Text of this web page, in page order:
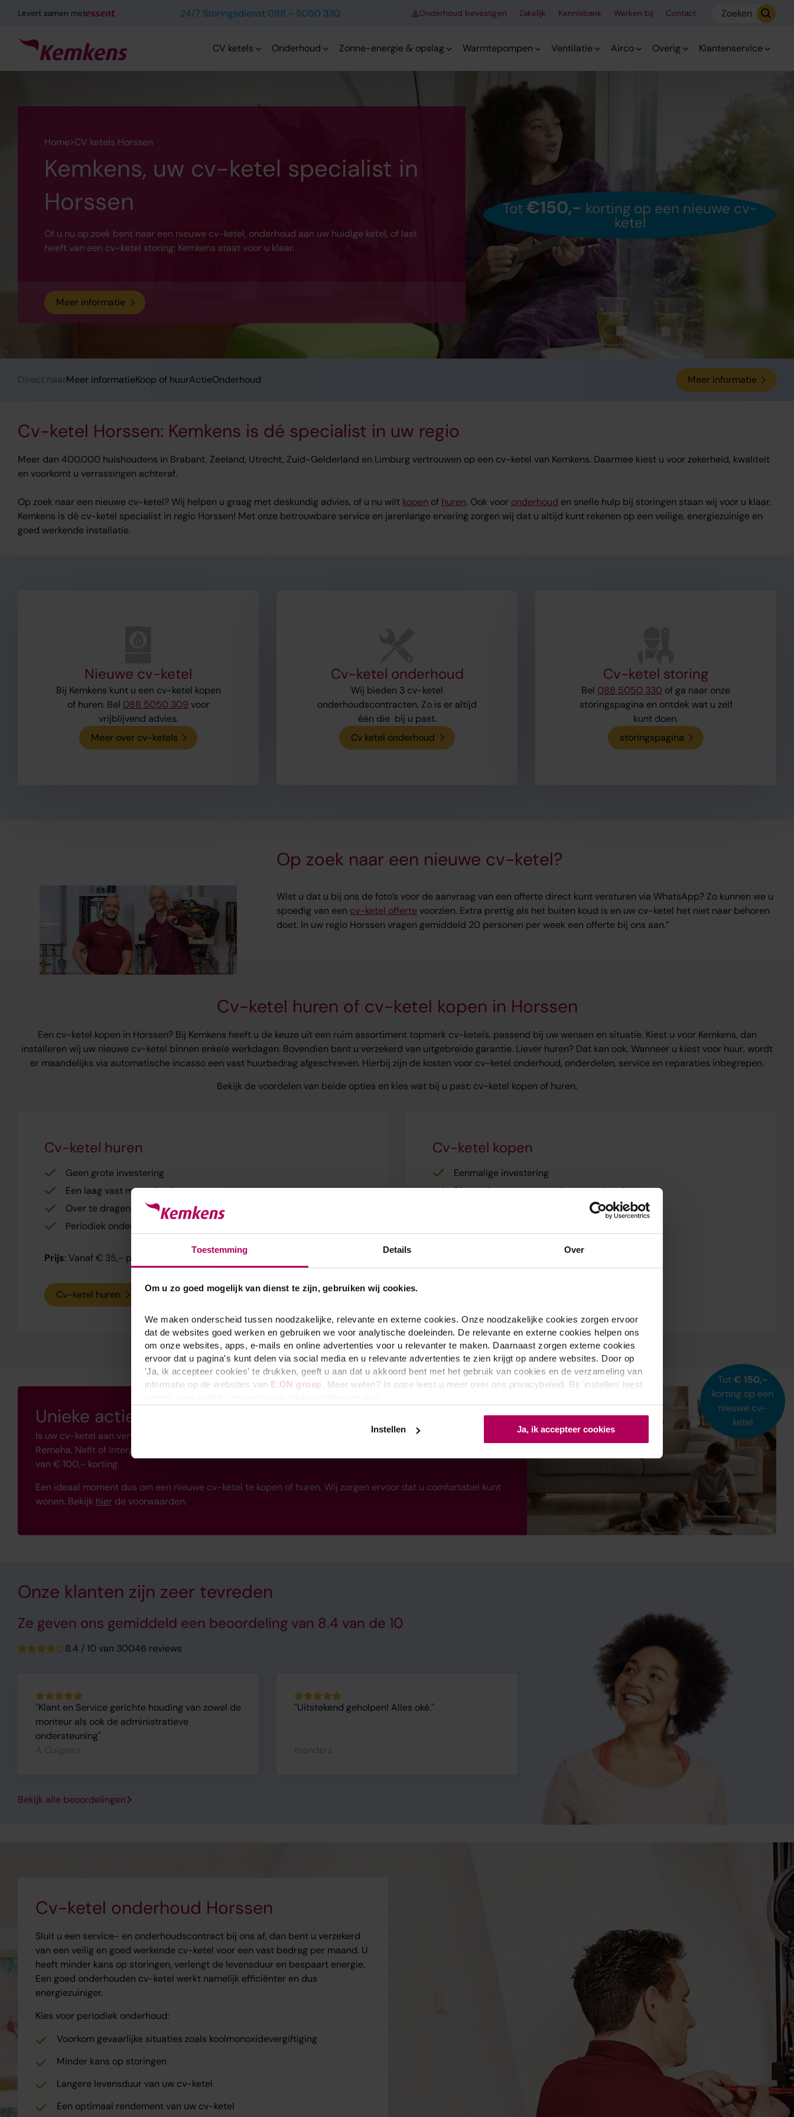
Toestemming Details Over
Om u zo goed mogelijk van dienst te zijn, gebruiken wij cookies.
We maken onderscheid tussen noodzakelijke, relevante en externe cookies. Onze noodzakelijke cookies zorgen ervoor
dat de websites goed werken en gebruiken we voor analytische doeleinden. De relevante en externe cookies helpen ons
om onze websites, apps, e-mails en online advertenties voor u relevanter te maken. Daarnaast zorgen externe cookies
ervoor dat u pagina's kunt delen via social media en u relevante advertenties te zien krijgt op andere websites. Door op
'Ja, ik accepteer cookies' te drukken, geeft u aan dat u akkoord bent met het gebruik van cookies en de verzameling van
informatie op de websites van E.ON groep . Meer weten? In onze leest u meer over ons privacybeleid. Bij 'instellen' leest
Instellen Ja, ik accepteer cookies
Levert samen met 24/7 Storingsdienst 088 - 5050 330 Onderhoud bevestigen Zakelijk Kennisbank Werken bij Contact Zoeken
CV ketels Onderhoud Zonne-energie & opslag Warmtepompen Ventilatie Airco Overig Klantenservice
Home CV ketels Horssen
Kemkens, uw cv-ketel specialist in
Horssen
Of u nu op zoek bent naar een nieuwe cv-ketel, onderhoud aan uw huidige ketel, of last
heeft van een cv-ketel storing: Kemkens staat voor u klaar.
Meer informatie
Tot€150,- korting op een nieuwe cv-
ketel
Direct naarMeer informatieKoop of huurActieOnderhoud Meer informatie
Cv-ketel Horssen: Kemkens is dé specialist in uw regio
Meer dan 400.000 huishoudens in Brabant, Zeeland, Utrecht, Zuid-Gelderland en Limburg vertrouwen op een cv-ketel van Kemkens. Daarmee kiest u voor zekerheid, kwaliteit
en voorkomt u verrassingen achteraf.
Op zoek naar een nieuwe cv-ketel? Wij helpen u graag met deskundig advies, of u nu wilt kopen of huren. Ook voor onderhoud en snelle hulp bij storingen staan wij voor u klaar.
Kemkens is dé cv-ketel specialist in regio Horssen! Met onze betrouwbare service en jarenlange ervaring zorgen wij dat u altijd kunt rekenen op een veilige, energiezuinige en
goed werkende installatie.
Nieuwe cv-ketel
Bij Kemkens kunt u een cv-ketel kopen
of huren. Bel 088 5050 309 voor
vrijblijvend advies.
Meer over cv-ketels
Cv-ketel onderhoud
Wij bieden 3 cv-ketel
onderhoudscontracten. Zo is er altijd
één die bij u past.
Cv ketel onderhoud
Cv-ketel storing
Bel 088 5050 330 of ga naar onze
storingspagina en ontdek wat u zelf
kunt doen.
storingspagina
Op zoek naar een nieuwe cv-ketel?
Wist u dat u bij ons de foto’s voor de aanvraag van een offerte direct kunt versturen via WhatsApp? Zo kunnen we u
spoedig van een cv-ketel offertevoorzien. Extra prettig als het buiten koud is en uw cv-ketel het niet naar behoren
doet. In uw regio Horssen vragen gemiddeld 20 personen per week een offerte bij ons aan.”
Cv-ketel huren of cv-ketel kopen in Horssen
Een cv-ketel kopen in Horssen? Bij Kemkens heeft u de keuze uit een ruim assortiment topmerk cv-ketels, passend bij uw wensen en situatie. Kiest u voor Kemkens, dan
installeren wij uw nieuwe cv-ketel binnen enkele werkdagen. Bovendien bent u verzekerd van uitgebreide garantie. Liever huren? Dat kan ook. Wanneer u kiest voor huur, wordt
er maandelijks via automatische incasso een vast huurbedrag afgeschreven. Hierbij zijn de kosten voor cv-ketel onderhoud, onderdelen, service en reparaties inbegrepen.
Bekijk de voordelen van beide opties en kies wat bij u past: cv-ketel kopen of huren.
Cv-ketel huren
Geen grote investering
Een laag vast maandbedrag
Over te dragen huurcontract, bijvoorbeeld bij verhuizing
Periodiek onderhoud en snelle hulp bij storingen inbegrepen
Prijs: Vanaf € 35,- per maand
Cv-ketel huren
Cv-ketel kopen
Eenmalige investering
Direct eigenaar van uw nieuwe cv-ketel
Unieke actie bij aanschaf van een nieuwe cv-ketel
Is uw cv-ketel aan vervanging toe? Profiteer dan van onze tijdelijke aanbieding! Bij aanschaf van een nieuwe
Remeha, Nefit of Intergas cv-ketel ontvangt u tot
van € 100,- korting.
Een ideaal moment dus om een nieuwe cv-ketel te kopen of huren. Wij zorgen ervoor dat u comfortabel kunt
wonen. Bekijk hier de voorwaarden.
Tot€ 150,-
korting op een
nieuwe cv-
ketel
Onze klanten zijn zeer tevreden
Ze geven ons gemiddeld een beoordeling van 8.4 van de 10
8.4 / 10 van 30046 reviews
Klant en Service gerichte houding van zowel de
monteur als ook de administratieve
ondersteuning
Uitstekend geholpen! Alles oké.
Bekijk alle beoordelingen
Cv-ketel onderhoud Horssen
Sluit u een service- en onderhoudscontract bij ons af, dan bent u verzekerd
van een veilig en goed werkende cv-ketel voor een vast bedrag per maand. U
heeft minder kans op storingen, verlengt de levensduur en bespaart energie.
Een goed onderhouden cv-ketel werkt namelijk efficiënter en dus
energiezuiniger.
Kies voor periodiek onderhoud:
Voorkom gevaarlijke situaties zoals koolmonoxidevergiftiging
Minder kans op storingen
Langere levensduur van uw cv-ketel
Een optimaal rendement van uw cv-ketel